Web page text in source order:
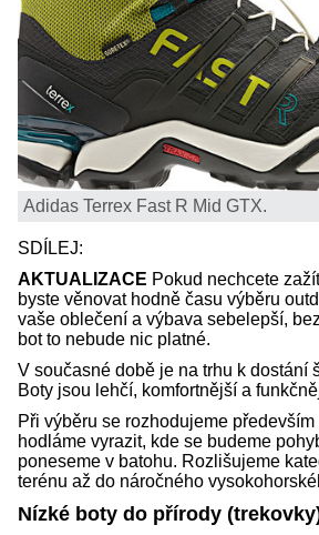
Adidas Terrex Fast R Mid GTX.
SDÍLEJ:
AKTUALIZACE Pokud nechcete
byste věnovat hodně času výběru
vaše oblečení a výbava sebelepší,
bot to nebude nic platné.
V současné době je na trhu k dostání
Boty jsou lehčí, komfortnější a
Při výběru se rozhodujeme
hodláme vyrazit, kde se budeme
poneseme v batohu. Rozlišujeme
terénu až do náročného
Nízké boty do přírody